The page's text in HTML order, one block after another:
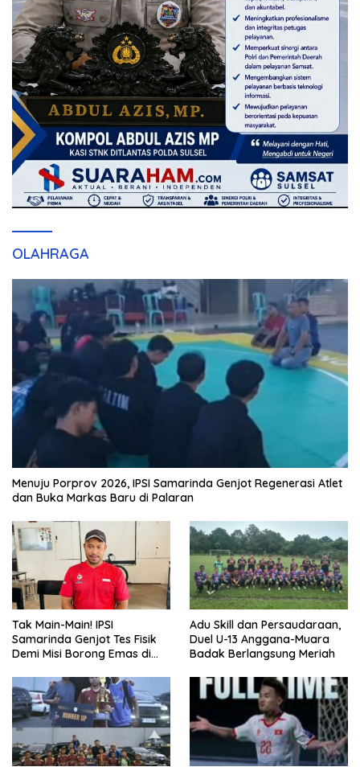
OLAHRAGA
Menuju Porprov 2026, IPSI Samarinda Genjot Regenerasi Atlet
dan Buka Markas Baru di Palaran
Tak Main-Main! IPSI
Samarinda Genjot Tes Fisik
Demi Misi Borong Emas di
Adu Skill dan Persaudaraan,
Duel U-13 Anggana-Muara
Badak Berlangsung Meriah